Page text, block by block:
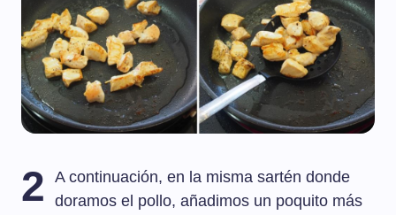
2
A continuación, en la misma sartén donde
doramos el pollo, añadimos un poquito más